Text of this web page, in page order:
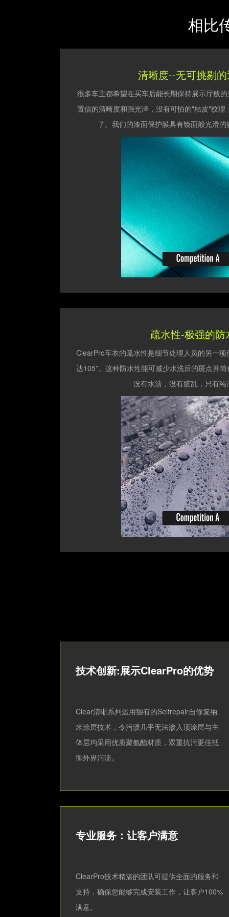
相比
清晰度--无可挑剔
很多车主都希望在买车后能长期保持展示厅般
置信的清晰度和强光泽，没有可怕的"桔皮"纹
了。我们的漆面保护膜具有镜面般光滑
疏水性-极强的防
ClearPro车衣的疏水性是细节处理人员的另一
达105”。这种防水性能可减少水洗后的斑点并
没有水渍，没有脏乱，只有纯
技术创新:展示ClearPro的优势
Clear清晰系列运用独有的Selfrepair自修复纳
米涂层技术，令污渍几乎无法渗入顶涂层与主
体层均采用优质聚氨酯材质，双重抗污更佳抵
御外界污渍。
专业服务：让客户满意
ClearPro技术精湛的团队可提供全面的服务和
支持，确保您能够完成安装工作，让客户100%
满意。